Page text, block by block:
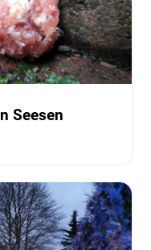
Seesen